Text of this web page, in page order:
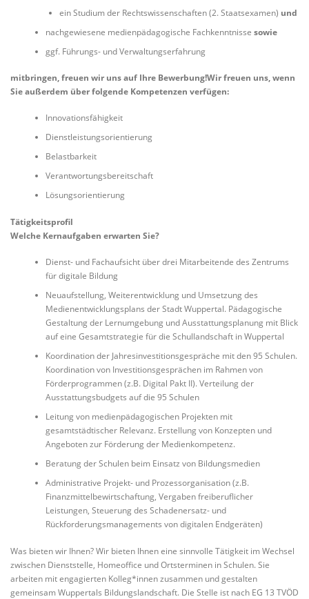
ein Studium der Rechtswissenschaften (2. Staatsexamen) und
nachgewiesene medienpädagogische Fachkenntnisse sowie
ggf. Führungs- und Verwaltungserfahrung
mitbringen, freuen wir uns auf Ihre Bewerbung!Wir freuen uns, wenn
Sie außerdem über folgende Kompetenzen verfügen:
Innovationsfähigkeit
Dienstleistungsorientierung
Belastbarkeit
Verantwortungsbereitschaft
Lösungsorientierung
Tätigkeitsprofil
Welche Kernaufgaben erwarten Sie?
Dienst- und Fachaufsicht über drei Mitarbeitende des Zentrums
für digitale Bildung
Neuaufstellung, Weiterentwicklung und Umsetzung des
Medienentwicklungsplans der Stadt Wuppertal. Pädagogische
Gestaltung der Lernumgebung und Ausstattungsplanung mit Blick
auf eine Gesamtstrategie für die Schullandschaft in Wuppertal
Koordination der Jahresinvestitionsgespräche mit den 95 Schulen.
Koordination von Investitionsgesprächen im Rahmen von
Förderprogrammen (z.B. Digital Pakt II). Verteilung der
Ausstattungsbudgets auf die 95 Schulen
Leitung von medienpädagogischen Projekten mit
gesamtstädtischer Relevanz. Erstellung von Konzepten und
Angeboten zur Förderung der Medienkompetenz.
Beratung der Schulen beim Einsatz von Bildungsmedien
Administrative Projekt- und Prozessorganisation (z.B.
Finanzmittelbewirtschaftung, Vergaben freiberuflicher
Leistungen, Steuerung des Schadenersatz- und
Rückforderungsmanagements von digitalen Endgeräten)
Was bieten wir Ihnen? Wir bieten Ihnen eine sinnvolle Tätigkeit im Wechsel
zwischen Dienststelle, Homeoffice und Ortsterminen in Schulen. Sie
arbeiten mit engagierten Kolleg*innen zusammen und gestalten
gemeinsam Wuppertals Bildungslandschaft. Die Stelle ist nach EG 13 TVÖD